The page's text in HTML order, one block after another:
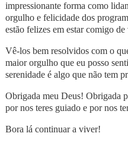
impressionante forma como
orgulho e felicidade dos
estão felizes em estar comigo de
Vê-los bem resolvidos com o
maior orgulho que eu posso
serenidade é algo que não tem
Obrigada meu Deus! Obrigada
por nos teres guiado e por nos
Bora lá continuar a viver!